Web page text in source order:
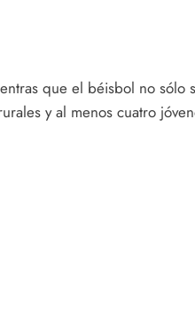
que el béisbol no sólo
y al menos cuatro